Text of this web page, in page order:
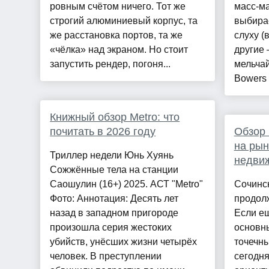
ровным счётом ничего. Тот же
строгий алюминиевый корпус, та
же расстановка портов, та же
«чёлка» над экраном. Но стоит
запустить рендер, погоня...
Книжный обзор Metro: что
почитать в 2026 году
Триллер недели Юнь Хуянь
Сожжённые тела на станции
Саошулин (16+) 2025. АСТ "Metro"
Фото: Аннотация: Десять лет
назад в западном пригороде
произошла серия жестоких
убийств, унёсших жизни четырёх
человек. В преступлении
масс-
слуху
Обзор
на
Если